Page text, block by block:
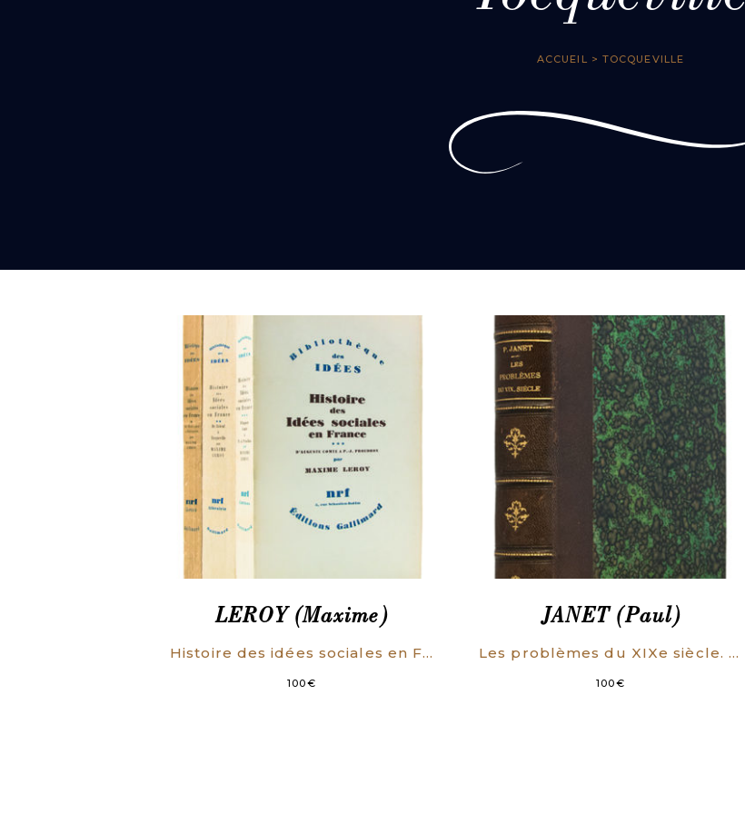
ACCUEIL > TOCQUEVILLE
LEROY (Maxime)
Histoire des idées sociales en France (ENVOI DE l’AUTEUR).
100€
JANET (Paul)
Les problèmes du XIXe siècle. La politique – La littérature – La science – La philosophie – La religion.
100€